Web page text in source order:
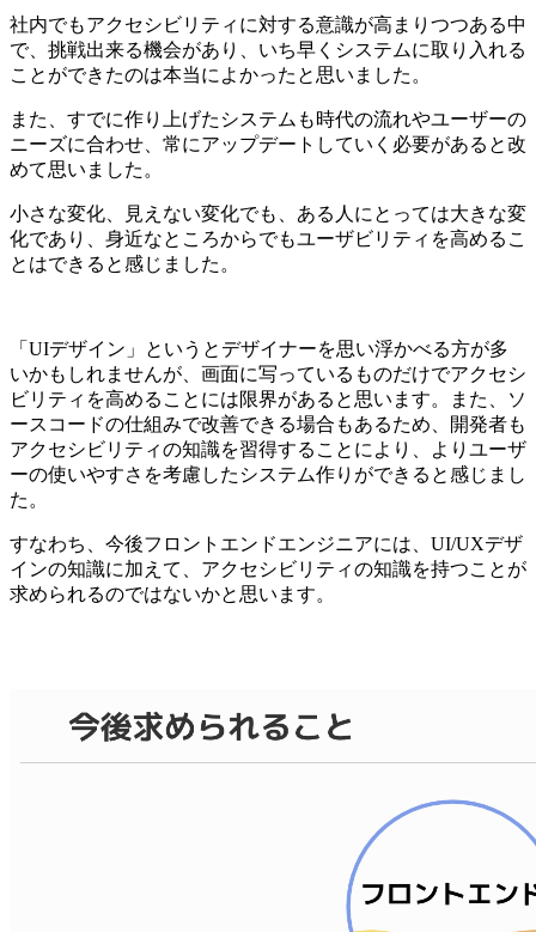
社内でもアクセシビリティに対する意識が高まりつつある中
で、挑戦出来る機会があり、いち早くシステムに取り入れる
ことができたのは本当によかったと思いました。
また、すでに作り上げたシステムも時代の流れやユーザーの
ニーズに合わせ、常にアップデートしていく必要があると改
めて思いました。
小さな変化、見えない変化でも、ある人にとっては大きな変
化であり、身近なところからでもユーザビリティを高めるこ
とはできると感じました。
「UIデザイン」というとデザイナーを思い浮かべる方が多
いかもしれませんが、画面に写っているものだけでアクセシ
ビリティを高めることには限界があると思います。また、ソ
ースコードの仕組みで改善できる場合もあるため、開発者も
アクセシビリティの知識を習得することにより、よりユーザ
ーの使いやすさを考慮したシステム作りができると感じまし
た。
すなわち、今後フロントエンドエンジニアには、UI/UXデザ
インの知識に加えて、アクセシビリティの知識を持つことが
求められるのではないかと思います。